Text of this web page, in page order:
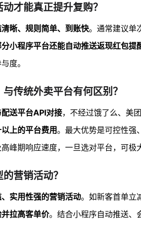
才能真正提升复购？
晰、规则简单、到账快。通常建议单
小程序平台还能自动推送返现红包提
度。
传统外卖平台有何区别？
送平台API对接，不经过饿了么、美
上的平台费用。最大优势是可控性强
峰期响应速度，一旦选对平台，可极
营销活动？
实用性强的营销活动。如新客首单立
拉高客单价。结合小程序自动推送、